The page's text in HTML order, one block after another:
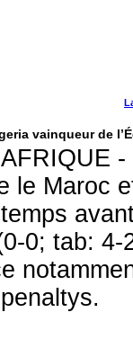
vainqueur de
le Maroc
0; tab: 4-